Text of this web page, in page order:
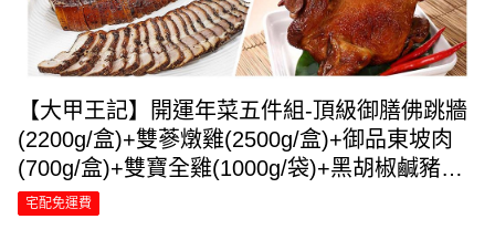
【大甲王記】開運年菜五件組-頂級御膳佛跳牆
(2200g/盒)+雙蔘燉雞(2500g/盒)+御品東坡肉
(700g/盒)+雙寶全雞(1000g/袋)+黑胡椒鹹豬肉
(500g/盒)-廠商直送
宅配免運費